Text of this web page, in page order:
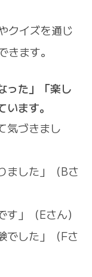
クイズを通じ
ます。
った」「楽し
ます。
気づきまし
ました」（Bさ
」（Eさん）
でした」（Fさ